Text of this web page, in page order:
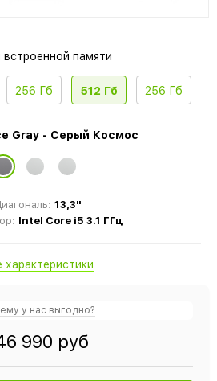
памяти
256 Гб 512 Гб 256 Гб
Gray - Серый Космос
13,3"
Intel Core i5 3.1 ГГц
характеристики
у нас выгодно?
990 руб